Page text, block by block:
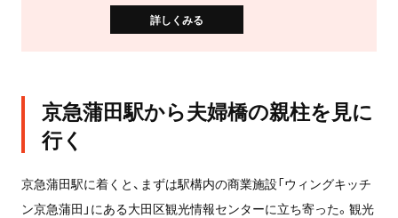
詳しくみる
京急蒲田駅から夫婦橋の親柱を見に
行く
京急蒲田駅に着くと、まずは駅構内の商業施設「ウィングキッチ
ン京急蒲田」にある大田区観光情報センターに立ち寄った。観光